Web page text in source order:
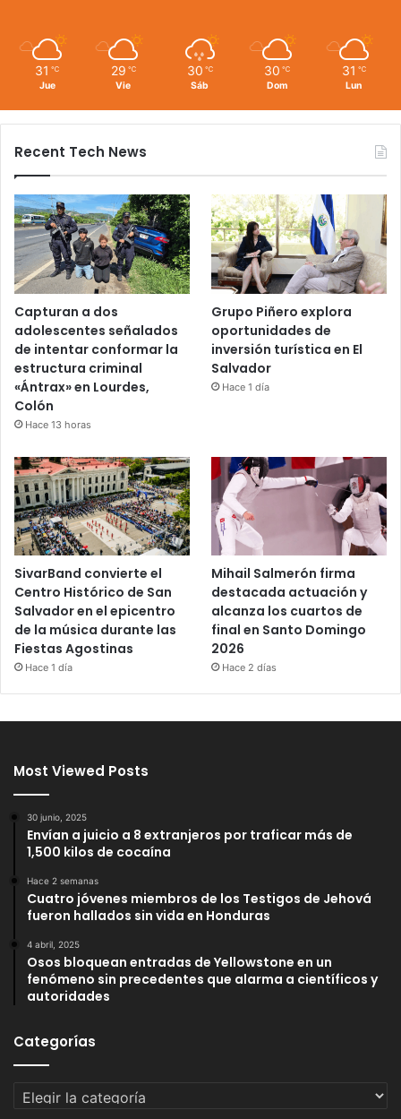
31 ℃
Jue
29 ℃
Vie
30 ℃
Sáb
30 ℃
Dom
31 ℃
Lun
Recent Tech News
Capturan a dos
adolescentes señalados
de intentar conformar la
estructura criminal
«Ántrax» en Lourdes,
Colón
Hace 13 horas
Grupo Piñero explora
oportunidades de
inversión turística en El
Salvador
Hace 1 día
SivarBand convierte el
Centro Histórico de San
Salvador en el epicentro
de la música durante las
Fiestas Agostinas
Hace 1 día
Mihail Salmerón firma
destacada actuación y
alcanza los cuartos de
final en Santo Domingo
2026
Hace 2 días
Most Viewed Posts
30 junio, 2025
Envían a juicio a 8 extranjeros por traficar más de
1,500 kilos de cocaína
Hace 2 semanas
Cuatro jóvenes miembros de los Testigos de Jehová
fueron hallados sin vida en Honduras
4 abril, 2025
Osos bloquean entradas de Yellowstone en un
fenómeno sin precedentes que alarma a científicos y
autoridades
Categorías
Categorías